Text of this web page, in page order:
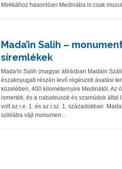
Mekkához hasonlóan Medinába is csak
Mada’in Salih –
síremlékek
Mada'in Salih (magyar átírásban Madáin
északnyugati részén levő régészeti ásatási
közelében, 400 kilométernyire Medinától. Az
ismerték, és a nabateusok és szamúdok által
volt az i.e. 1. és az i.sz. 1. századokban.
sziklába vájt monumen...